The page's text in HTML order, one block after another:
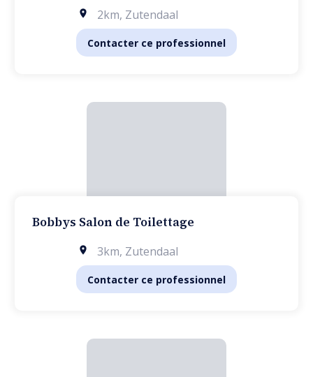
2km, Zutendaal
Contacter ce professionnel
Bobbys Salon de Toilettage
3km, Zutendaal
Contacter ce professionnel